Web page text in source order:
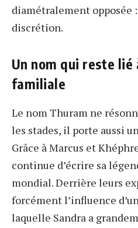
diamétralement opposée
discrétion.
Un nom qui reste lié
familiale
Le nom Thuram ne
les stades, il porte aussi
Grâce à Marcus et
continue d’écrire sa
mondial. Derrière leurs
forcément l’influence
laquelle Sandra a